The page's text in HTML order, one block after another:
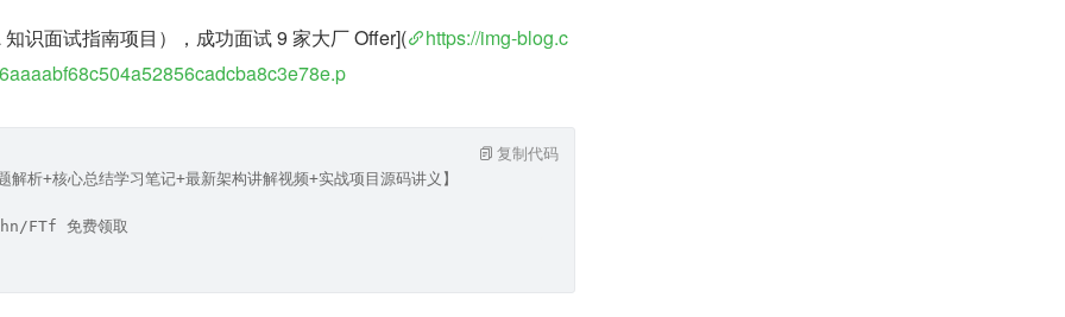
识面试指南项目），成功面试 9 家大厂 Offer](
https://img-blog.c
析+核心总结学习笔记+最新架构讲解视频+实战项目源码讲义】
FTf 免费领取
复制代码